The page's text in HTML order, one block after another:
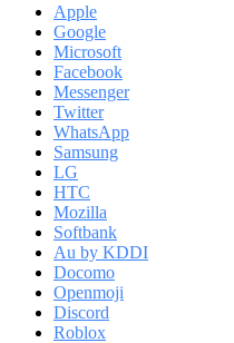
Apple
Google
Microsoft
Facebook
Messenger
Twitter
WhatsApp
Samsung
LG
HTC
Mozilla
Softbank
Au by KDDI
Docomo
Openmoji
Discord
Roblox